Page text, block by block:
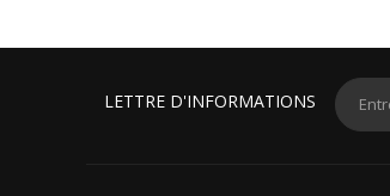
LETTRE D'INFORMATIONS